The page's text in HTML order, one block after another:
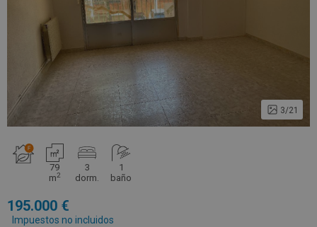
3/21
79
m2
3
dorm.
1
baño
195.000
Impuestos no incluidos